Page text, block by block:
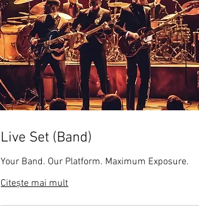
Live Set (Band)
Your Band. Our Platform. Maximum Exposure.
Citește mai mult